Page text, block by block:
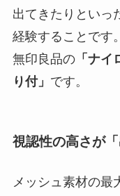
出てきたりといっ
経験することです
無印良品の「ナイ
り付」 です。
視認性の高さが
メッシュ素材の最